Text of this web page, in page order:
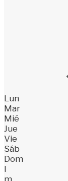
Lun
Mar
Mié
Jue
Vie
Sáb
Dom
l
m